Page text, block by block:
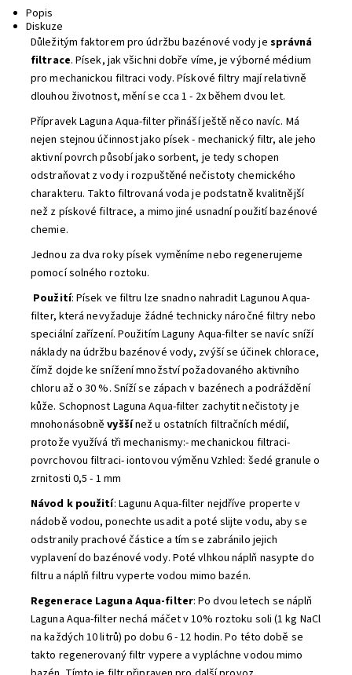
Popis
Diskuze
Důležitým faktorem pro údržbu bazénové vody je správná
filtrace. Písek, jak všichni dobře víme, je výborné médium
pro mechanickou filtraci vody. Pískové filtry mají relativně
dlouhou životnost, mění se cca 1 - 2x během dvou let.
Přípravek Laguna Aqua-filter přináší ještě něco navíc. Má
nejen stejnou účinnost jako písek - mechanický filtr, ale jeho
aktivní povrch působí jako sorbent, je tedy schopen
odstraňovat z vody i rozpuštěné nečistoty chemického
charakteru. Takto filtrovaná voda je podstatně kvalitnější
než z pískové filtrace, a mimo jiné usnadní použití bazénové
chemie.
Jednou za dva roky písek vyměníme nebo regenerujeme
pomocí solného roztoku.
Použití: Písek ve filtru lze snadno nahradit Lagunou Aqua-
filter, která nevyžaduje žádné technicky náročné filtry nebo
speciální zařízení. Použitím Laguny Aqua-filter se navíc sníží
náklady na údržbu bazénové vody, zvýší se účinek chlorace,
čímž dojde ke snížení množství požadovaného aktivního
chloru až o 30 %. Sníží se zápach v bazénech a podráždění
kůže. Schopnost Laguna Aqua-filter zachytit nečistoty je
mnohonásobněvyššínež u ostatních filtračních médií,
protože využívá tři mechanismy:- mechanickou filtraci-
povrchovou filtraci- iontovou výměnu Vzhled: šedé granule o
zrnitosti 0,5 - 1 mm
Návod k použití: Lagunu Aqua-filter nejdříve properte v
nádobě vodou, ponechte usadit a poté slijte vodu, aby se
odstranily prachové částice a tím se zabránilo jejich
vyplavení do bazénové vody. Poté vlhkou náplň nasypte do
filtru a náplň filtru vyperte vodou mimo bazén.
Regenerace Laguna Aqua-filter: Po dvou letech se náplň
Laguna Aqua-filter nechá máčet v 10% roztoku soli (1 kg NaCl
na každých 10 litrů) po dobu 6 - 12 hodin. Po této době se
takto regenerovaný filtr vypere a vypláchne vodou mimo